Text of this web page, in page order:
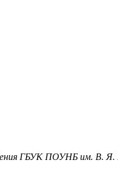
ГБУК ПОУНБ им. В. Я.